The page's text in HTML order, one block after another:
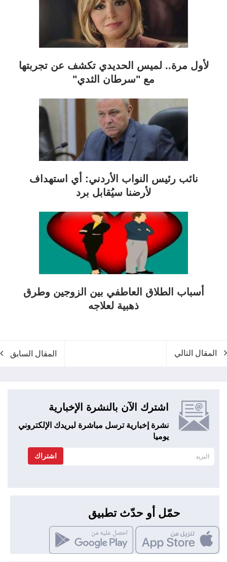
لأول مرة.. لميس الحديدي تكشف عن تجربتها
مع "سرطان الثدي"
نائب رئيس النواب الأردني: أي استهداف
لأرضنا سيُقابل برد
أسباب الطلاق العاطفي بين الزوجين وطرق
ذهبية لعلاجه
المقال التالي المقال السابق
اشترك الآن بالنشرة الإخبارية
نشرة إخبارية ترسل مباشرة لبريدك الإلكتروني
يوميا
اشتراك
حمّل أو حدّث تطبيق